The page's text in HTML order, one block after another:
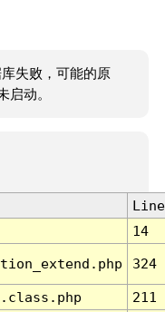
失败，可能的原
启动。
Line
14
324
211